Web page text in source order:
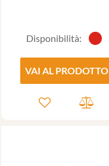
Disponibilità:
VAI AL PRODOTTO